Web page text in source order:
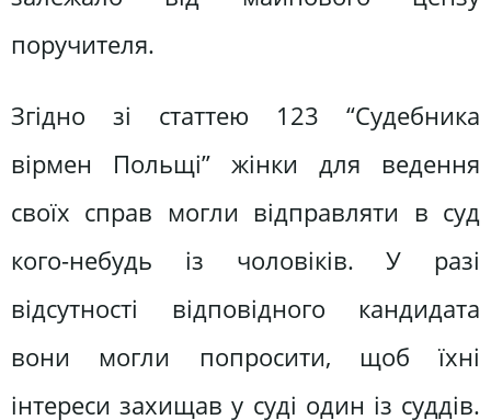
поручителя.
Згідно зі статтею 123 “Судебника
вірмен Польщі” жінки для ведення
своїх справ могли відправляти в суд
кого-небудь із чоловіків. У разі
відсутності відповідного кандидата
вони могли попросити, щоб їхні
інтереси захищав у суді один із суддів.